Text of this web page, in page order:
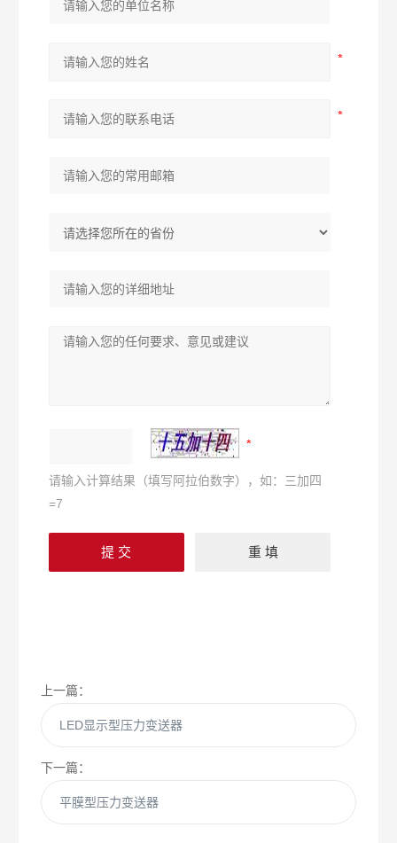
请输入计算结果（填写阿拉伯数字），如：三加四
=7
上一篇：
LED显示型压力变送器
下一篇：
平膜型压力变送器